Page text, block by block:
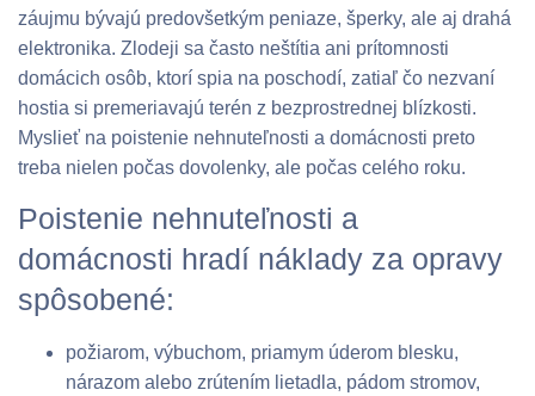
záujmu bývajú predovšetkým peniaze, šperky, ale aj drahá
elektronika. Zlodeji sa často neštítia ani prítomnosti
domácich osôb, ktorí spia na poschodí, zatiaľ čo nezvaní
hostia si premeriavajú terén z bezprostrednej blízkosti.
Myslieť na poistenie nehnuteľnosti a domácnosti preto
treba nielen počas dovolenky, ale počas celého roku.
Poistenie nehnuteľnosti a
domácnosti hradí náklady za opravy
spôsobené:
požiarom, výbuchom, priamym úderom blesku,
nárazom alebo zrútením lietadla, pádom stromov,